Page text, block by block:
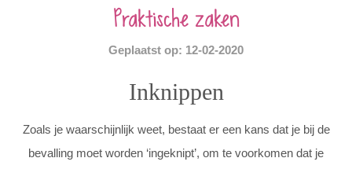
Praktische zaken
Geplaatst op: 12-02-2020
Inknippen
Zoals je waarschijnlijk weet, bestaat er een kans dat je bij de
bevalling moet worden ‘ingeknipt’, om te voorkomen dat je